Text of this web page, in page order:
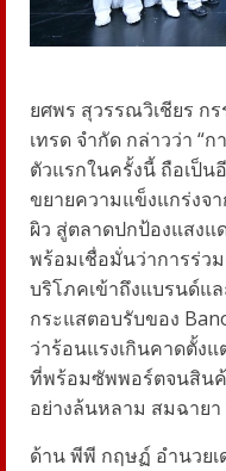
ยศพร สุวรรณวิเชียร ก
เทรด จำกัด กล่าวว่า “
ตัวแรกในครั้งนี้ ถือเป็
ขยายความแข็งแกร่งจ
ผิว สู่ตลาดปกป้องแสงแ
พร้อมเชื่อมั่นว่าการร่ว
บริโภคเข้าถึงแบรนด์
กระแสตอบรับของ
ว่าร้อนแรงเกินคาดตั้ง
ที่พร้อมซัพพอร์ตจนสิน
อย่างล้นหลาม สมฉายา
ด้านพีพี กฤษฏ์ อำนวยเ